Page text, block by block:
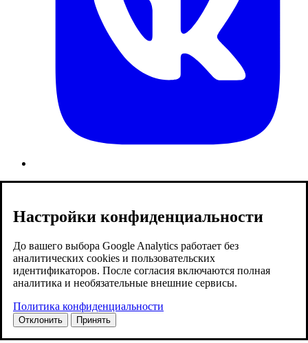
Настройки конфиденциальности
До вашего выбора Google Analytics работает без
аналитических cookies и пользовательских
идентификаторов. После согласия включаются полная
аналитика и необязательные внешние сервисы.
Политика конфиденциальности
Отклонить Принять